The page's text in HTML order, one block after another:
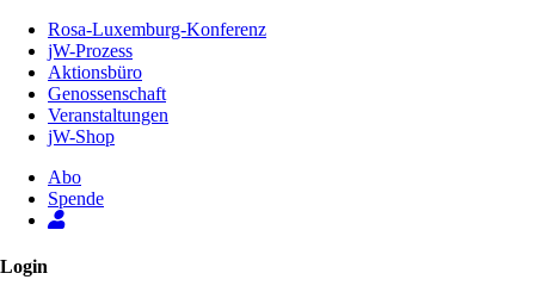
Inhalt
Seite
Rosa-Luxemburg-Konferenz
jW-Prozess
Aktionsbüro
Genossenschaft
Veranstaltungen
jW-Shop
Abo
Spende
Login